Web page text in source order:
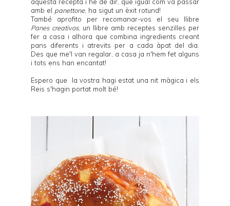
amb el panettone, ha sigut un èxit rotund!
També aprofito per recomanar-vos el seu llibre
Panes creativos, un llibre amb receptes senzilles per
fer a casa i alhora que combina ingredients creant
pans diferents i atrevits per a cada àpat del dia.
Des que me'l van regalar , a casa ja n'hem fet alguns
i tots ens han encantat!
Espero que la vostra hagi estat una nit màgica i els
Reis s'hagin portat molt bé!